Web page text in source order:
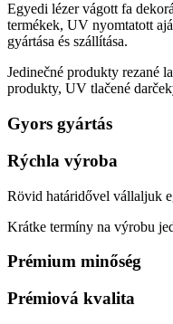
Egyedi lézer vágott fa
termékek, UV nyomtatott
gyártása és szállítása.
Jedinečné produkty rezané
produkty, UV tlačené
Gyors gyártás
Rýchla výroba
Rövid határidővel vállaljuk
Krátke termíny na výrobu
Prémium minőség
Prémiová kvalita